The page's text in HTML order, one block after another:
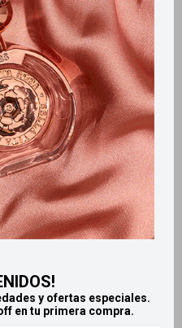
y ofertas especiales.
en tu primera compra.
de envío
en tiendas
interesar